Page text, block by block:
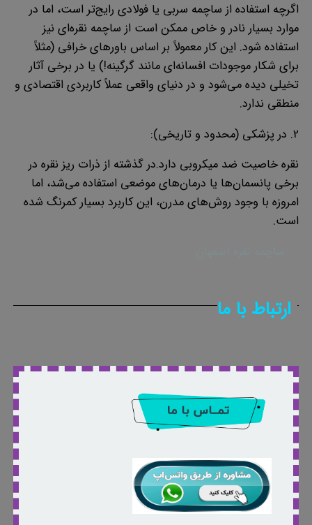
اگرچه استفاده از ساچمه سربی یا فولادی رایج‌تر است، اما در
موارد بسیار نادر و خاص ممکن است از ساچمه نقره‌ای نیز
استفاده شود. این کار معمولاً بر اساس باورهای خرافی (مثلاً
برای شکار موجودات افسانه‌ای مانند گرگینه!) یا در برخی آثار
تخیلی دیده می‌شود و در دنیای واقعی عملاً کاربردی اقتصادی و
منطقی ندارد.
2. در پزشکی (محدود و تاریخی):
نقره خاصیت ضد میکروبی دارد.در گذشته از ذرات ریز نقره در
برخی پانسمان‌ها یا درمان‌های موضعی استفاده می‌شد، اما
امروزه با وجود روش‌های مدرن، این کاربرد بسیار کمرنگ شده
است.
ارتباط با ما